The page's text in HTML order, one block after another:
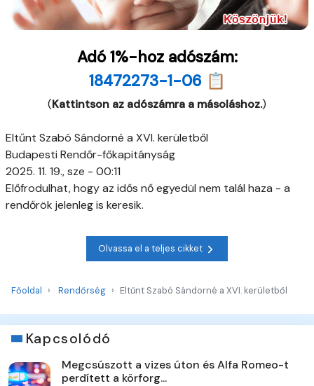
Adó 1%-hoz adószám:
18472273-1-06 📋
(Kattintson az adószámra a másoláshoz.)
Eltűnt Szabó Sándorné a XVI. kerületből
Budapesti Rendőr-főkapitányság
2025. 11. 19., sze - 00:11
Előfrodulhat, hogy az idős nő egyedül nem talál haza - a
rendőrök jelenleg is keresik.
Olvassa el a teljes cikket
Főoldal Rendőrség Eltűnt Szabó Sándorné a XVI. kerületből
Kapcsolódó
Megcsúszott a vizes úton és Alfa Romeo-t
perdített a körforg...